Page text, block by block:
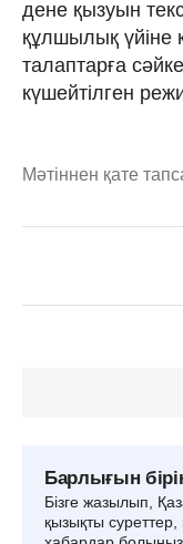
дене қызуын
құлшылық үйіне
талаптарға
күшейтілген
Мәтіннен қате
Барлығын
Бізге жазылып,
қызықты